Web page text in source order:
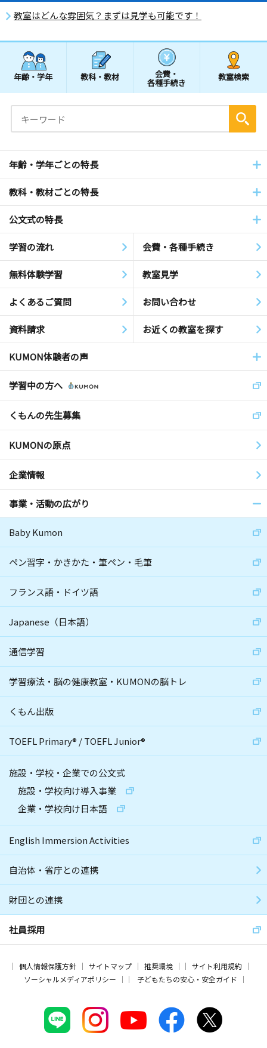
教室はどんな雰囲気？まずは見学も可能です！
年齢・学年 教科・教材 会費・
各種手続き
教室検索
年齢・学年ごとの特長
教科・教材ごとの特長
公文式の特長
学習の流れ 会費・各種手続き
無料体験学習 教室見学
よくあるご質問 お問い合わせ
資料請求 お近くの教室を探す
KUMON体験者の声
学習中の方へ
くもんの先生募集
KUMONの原点
企業情報
事業・活動の広がり
Baby Kumon
ペン習字・かきかた・筆ペン・毛筆
フランス語・ドイツ語
Japanese（日本語）
通信学習
学習療法・脳の健康教室・KUMONの脳トレ
くもん出版
TOEFL Primary® /TOEFL Junior®
施設・学校・企業での公文式
施設・学校向け導入事業
企業・学校向け日本語
English Immersion Activities
自治体・省庁との連携
財団との連携
社員採用
個人情報保護方針 サイトマップ 推奨環境
サイト利用規約
ソーシャルメディアポリシー
子どもたちの安心・安全ガイド